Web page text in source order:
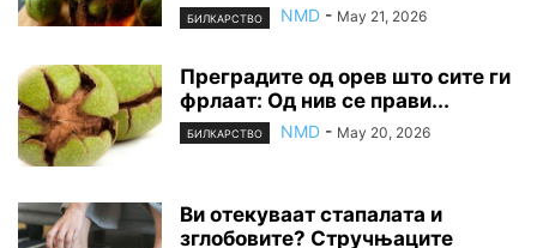
БИЛКАРСТВО NMD - May 21, 2026
Преградите од орев што сите ги
фрлаат: Од нив се прави...
БИЛКАРСТВО NMD - May 20, 2026
Ви отекуваат стапалата и
зглобовите? Стручњаците